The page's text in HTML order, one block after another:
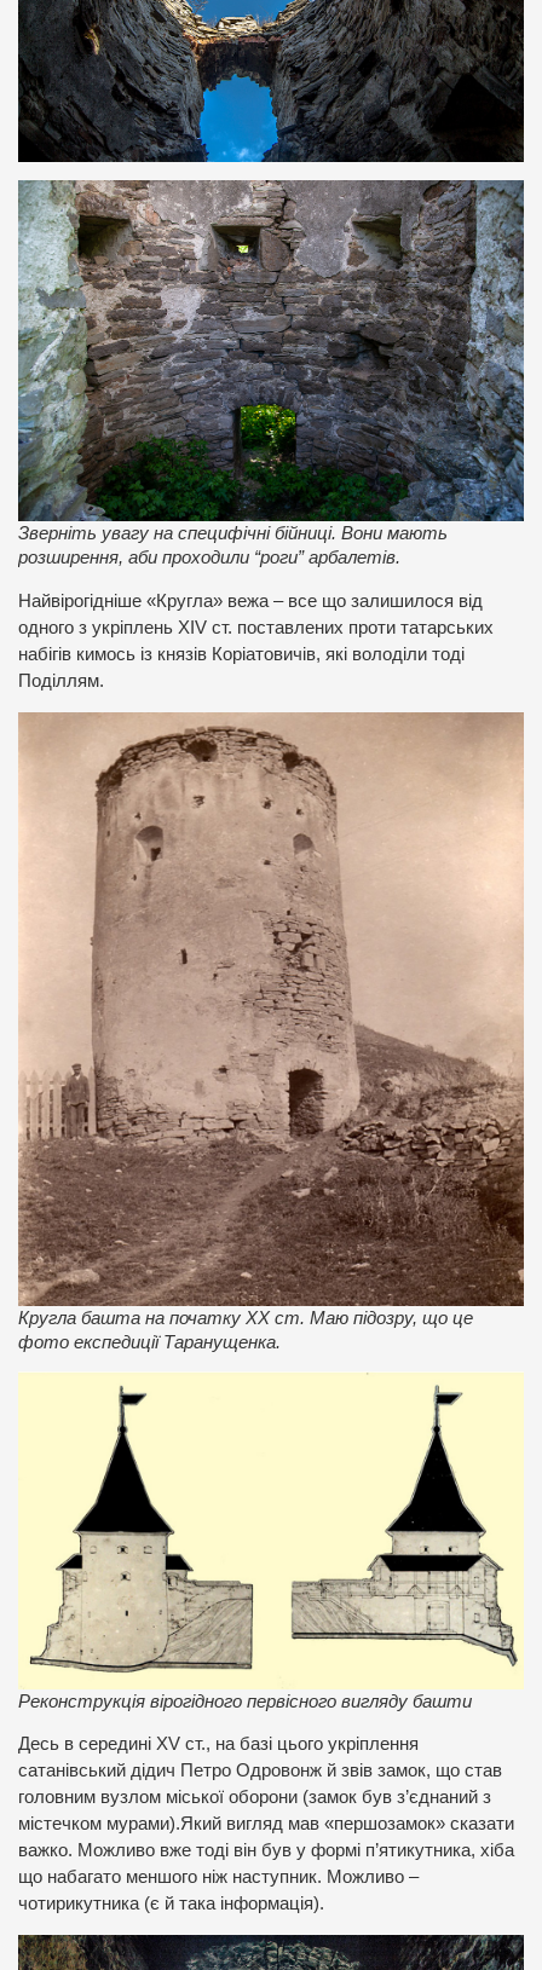
Зверніть увагу на специфічні бійниці. Вони мають
розширення, аби проходили “роги” арбалетів.
Найвірогідніше «Кругла» вежа – все що залишилося від
одного з укріплень XIV ст. поставлених проти татарських
набігів кимось із князів Коріатовичів, які володіли тоді
Поділлям.
Кругла башта на початку ХХ ст. Маю підозру, що це
фото експедиції Таранущенка.
Реконструкція вірогідного первісного вигляду башти
Десь в середині XV ст., на базі цього укріплення
сатанівський дідич Петро Одровонж й звів замок, що став
головним вузлом міської оборони (замок був з’єднаний з
містечком мурами).Який вигляд мав «першозамок» сказати
важко. Можливо вже тоді він був у формі п’ятикутника, хіба
що набагато меншого ніж наступник. Можливо –
чотирикутника (є й така інформація).